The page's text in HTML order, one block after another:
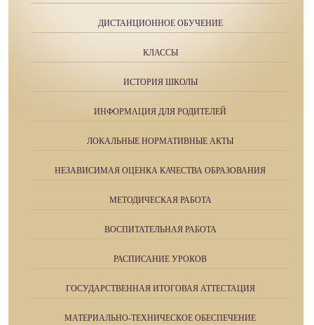
ДИСТАНЦИОННОЕ ОБУЧЕНИЕ
КЛАССЫ
ИСТОРИЯ ШКОЛЫ
ИНФОРМАЦИЯ ДЛЯ РОДИТЕЛЕЙ
ЛОКАЛЬНЫЕ НОРМАТИВНЫЕ АКТЫ
НЕЗАВИСИМАЯ ОЦЕНКА КАЧЕСТВА ОБРАЗОВАНИЯ
МЕТОДИЧЕСКАЯ РАБОТА
ВОСПИТАТЕЛЬНАЯ РАБОТА
РАСПИСАНИЕ УРОКОВ
ГОСУДАРСТВЕННАЯ ИТОГОВАЯ АТТЕСТАЦИЯ
МАТЕРИАЛЬНО-ТЕХНИЧЕСКОЕ ОБЕСПЕЧЕНИЕ